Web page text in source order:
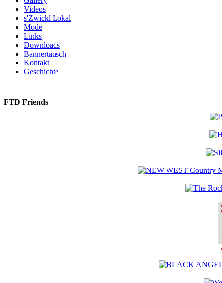
Videos
s'Zwickl Lokal
Mode
Links
Downloads
Bannertausch
Kontakt
Geschichte
FTD Friends